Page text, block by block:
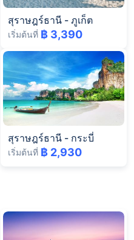
สุราษฎร์ธานี - ภูเก็ต
เริ่มต้นที่ ฿ 3,390
สุราษฎร์ธานี - กระบี่
เริ่มต้นที่ ฿ 2,930